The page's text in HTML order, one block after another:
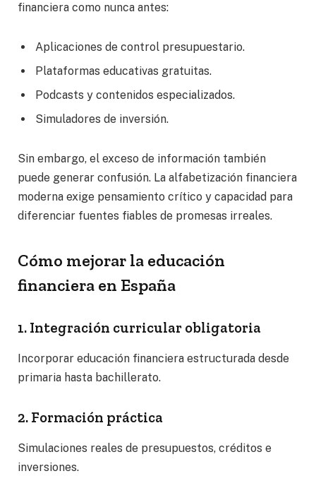
financiera como nunca antes:
Aplicaciones de control presupuestario.
Plataformas educativas gratuitas.
Podcasts y contenidos especializados.
Simuladores de inversión.
Sin embargo, el exceso de información también
puede generar confusión. La alfabetización financiera
moderna exige pensamiento crítico y capacidad para
diferenciar fuentes fiables de promesas irreales.
Cómo mejorar la educación
financiera en España
1. Integración curricular obligatoria
Incorporar educación financiera estructurada desde
primaria hasta bachillerato.
2. Formación práctica
Simulaciones reales de presupuestos, créditos e
inversiones.